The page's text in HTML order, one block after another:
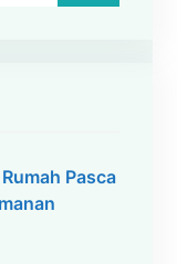
Pasca